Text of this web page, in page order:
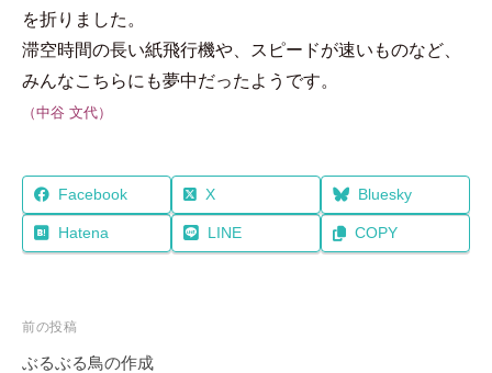
を折りました。
滞空時間の長い紙飛行機や、スピードが速いものなど、
みんなこちらにも夢中だったようです。
（中谷 文代）
Facebook X Bluesky
Hatena LINE COPY
投
稿
前の投稿
ぶるぶる鳥の作成